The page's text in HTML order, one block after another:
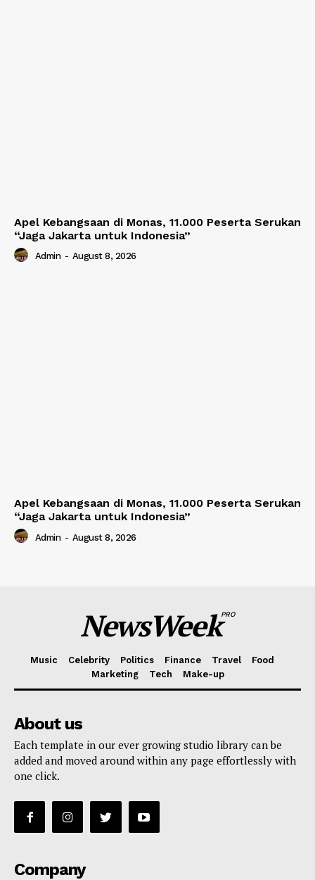
Apel Kebangsaan di Monas, 11.000 Peserta Serukan
“Jaga Jakarta untuk Indonesia”
Admin - August 8, 2026
Apel Kebangsaan di Monas, 11.000 Peserta Serukan
“Jaga Jakarta untuk Indonesia”
Admin - August 8, 2026
NewsWeekPRO
Music Celebrity Politics Finance Travel
Food
Marketing
Tech Make-up
About us
Each template in our ever growing studio library can be
added and moved around within any page effortlessly with
one click.
Company